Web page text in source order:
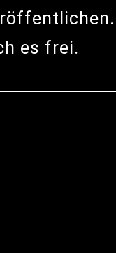
es frei.